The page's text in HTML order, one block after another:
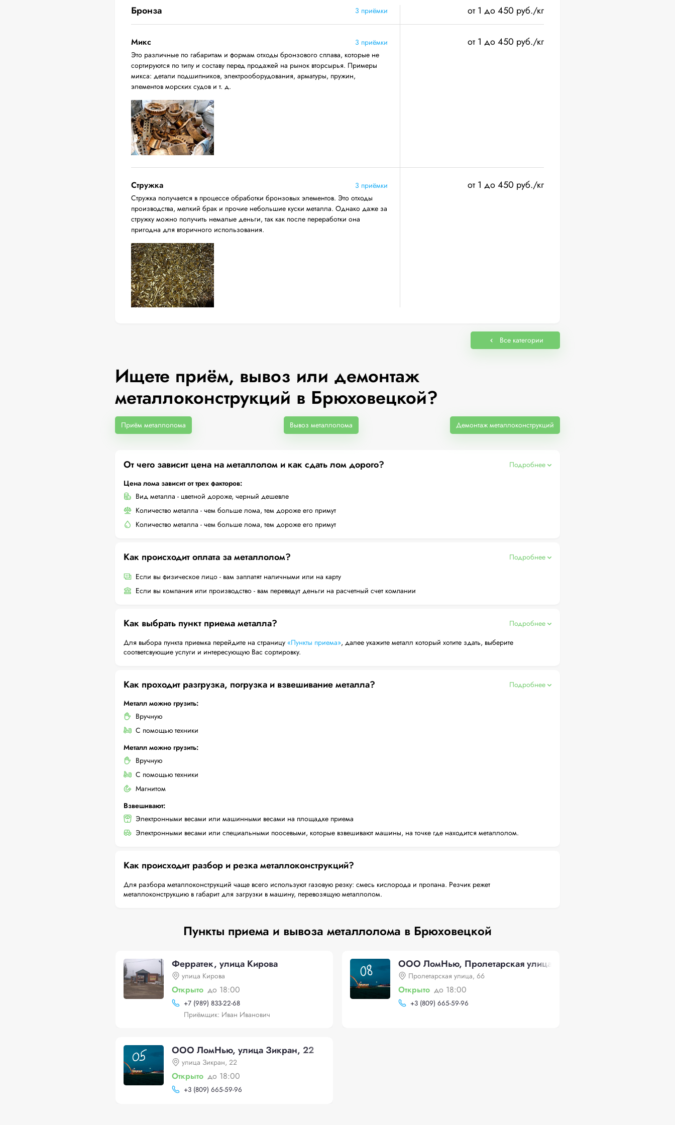
Бронза 3 приёмки от 1 до 450 руб./кг
Микс
3 приёмки
Это различные по габаритам и формам отходы бронзового сплава, которые не
сортируются по типу и составу перед продажей на рынок вторсырья. Примеры
микса: детали подшипников, электрооборудования, арматуры, пружин,
элементов морских судов и т. д.
от 1 до 450 руб./кг
Стружка
3 приёмки
Стружка получается в процессе обработки бронзовых элементов. Это отходы
производства, мелкий брак и прочие небольшие куски металла. Однако даже за
стружку можно получить немалые деньги, так как после переработки она
пригодна для вторичного использования.
от 1 до 450 руб./кг
Все категории
Ищете приём, вывоз или демонтаж
металлоконструкций в Брюховецкой?
Приём металлолома Вывоз металлолома Демонтаж металлоконструкций
От чего зависит цена на металлолом и как сдать лом дорого?
Подробнее
Цена лома зависит от трех факторов:
Вид металла - цветной дороже, черный дешевле
Количество металла - чем больше лома, тем дороже его примут
Количество металла - чем больше лома, тем дороже его примут
Как происходит оплата за металлолом?
Подробнее
Если вы физическое лицо - вам заплатят наличными или на карту
Если вы компания или производство - вам переведут деньги на расчетный счет компании
Как выбрать пункт приема металла?
Подробнее
Для выбора пункта приемка перейдите на страницу «Пункты приема», далее укажите металл который хотите здать, выберите
соответсвующие услуги и интересующую Вас сортировку.
Как проходит разгрузка, погрузка и взвешивание металла?
Подробнее
Металл можно грузить:
Вручную
С помощью техники
Металл можно грузить:
Вручную
С помощью техники
Магнитом
Взвешивают:
Электронными весами или машинными весами на площадке приема
Электронными весами или специальными поосевыми, которые взвешивают машины, на точке где находится металлолом.
Как происходит разбор и резка металлоконструкций?
Для разбора металлоконструкций чаще всего используют газовую резку: смесь кислорода и пропана. Резчик режет
металлоконструкцию в габарит для загрузки в машину, перевозящую металлолом.
Пункты приема и вывоза металлолома в Брюховецкой
Ферратек, улица Кирова
улица Кирова
Открыто до 18:00
+7 (989) 833-22-68
Приёмщик: Иван Иванович
ООО ЛомНью, Пролетарская улица, 66
Пролетарская улица, 66
Открыто до 18:00
+3 (809) 665-59-96
ООО ЛомНью, улица Зикран, 22
улица Зикран, 22
Открыто до 18:00
+3 (809) 665-59-96